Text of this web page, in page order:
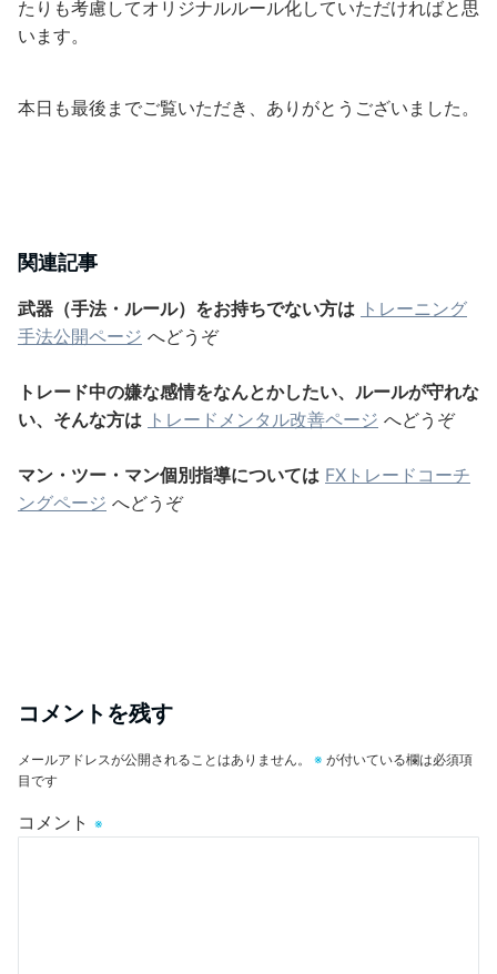
たりも考慮してオリジナルルール化していただければと思
います。
本日も最後までご覧いただき、ありがとうございました。
関連記事
武器（手法・ルール）をお持ちでない方は トレーニング
手法公開ページ へどうぞ
トレード中の嫌な感情をなんとかしたい、ルールが守れな
い、そんな方は トレードメンタル改善ページ へどうぞ
マン・ツー・マン個別指導については FXトレードコーチ
ングページ へどうぞ
コメントを残す
メールアドレスが公開されることはありません。 ※ が付いている欄は必須項
目です
コメント ※